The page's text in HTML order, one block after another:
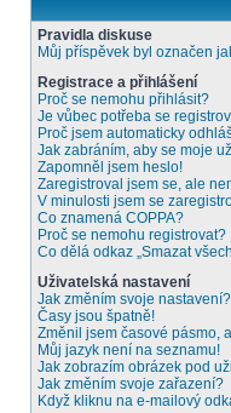
Pravidla diskuse
Můj příspěvek byl označen
Registrace a přihlášení
Proč se nemohu přihlásit?
Je vůbec potřeba se
Proč jsem automaticky
Jak zabráním, aby se moje
Zapomněl jsem heslo!
Zaregistroval jsem se, ale
V minulosti jsem se
Co znamená COPPA?
Proč se nemohu registrovat?
Co dělá odkaz „Smazat
Uživatelská nastavení
Jak změním svoje nastavení?
Časy jsou špatně!
Změnil jsem časové pásmo,
Můj jazyk není na seznamu!
Jak zobrazím obrázek pod
Jak změním svoje zařazení?
Když kliknu na e-mailový